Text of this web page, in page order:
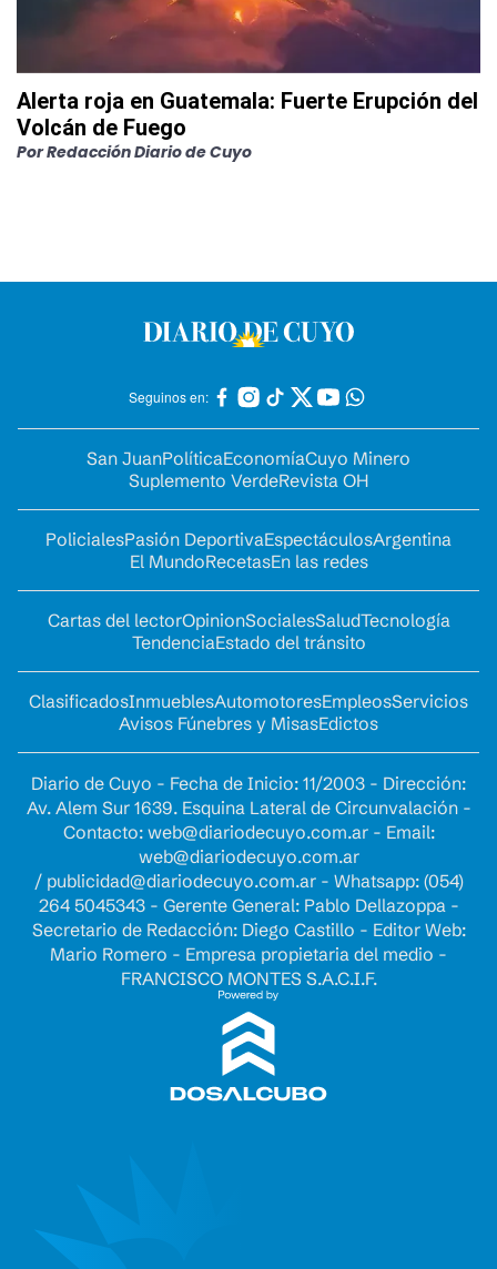
Alerta roja en Guatemala: Fuerte Erupción del
Volcán de Fuego
PorRedacción Diario de Cuyo
Seguinos en:
San JuanPolíticaEconomíaCuyo Minero
Suplemento VerdeRevista OH
PolicialesPasión DeportivaEspectáculosArgentina
El MundoRecetasEn las redes
Cartas del lectorOpinionSocialesSaludTecnología
TendenciaEstado del tránsito
ClasificadosInmueblesAutomotoresEmpleosServicios
Avisos Fúnebres y MisasEdictos
Diario de Cuyo - Fecha de Inicio: 11/2003 - Dirección:
Av. Alem Sur 1639. Esquina Lateral de Circunvalación -
Contacto: web@diariodecuyo.com.ar- Email:
web@diariodecuyo.com.ar
/ publicidad@diariodecuyo.com.ar- Whatsapp: (054)
264 5045343 - Gerente General: Pablo Dellazoppa -
Secretario de Redacción: Diego Castillo - Editor Web:
Mario Romero - Empresa propietaria del medio -
FRANCISCO MONTES S.A.C.I.F.